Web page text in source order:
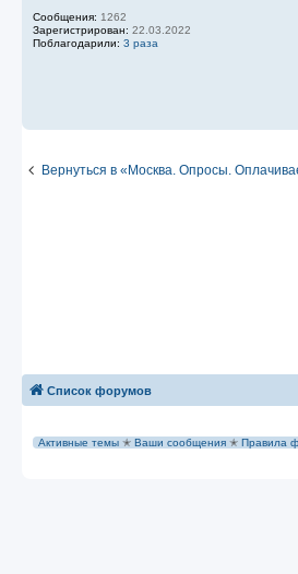
Сообщения: 1262
Зарегистрирован: 22.03.2022
Поблагодарили: 3 раза
Вернуться в «Москва. Опросы.
Список форумов
Активные темы ✭ Ваши сообщения ✭ Правила